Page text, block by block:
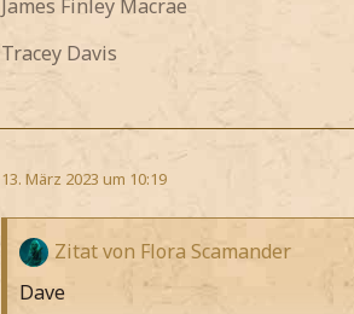
James Finley Macrae
Tracey Davis
13. März 2023 um 10:19
Zitat von Flora Scamander
Dave